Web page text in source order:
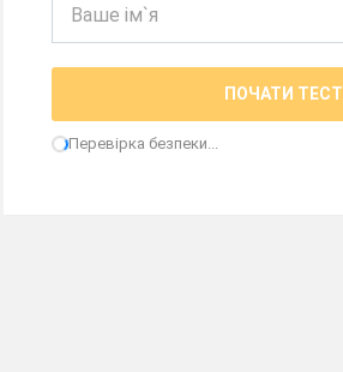
ПОЧАТИ ТЕСТ
Перевірка безпеки...